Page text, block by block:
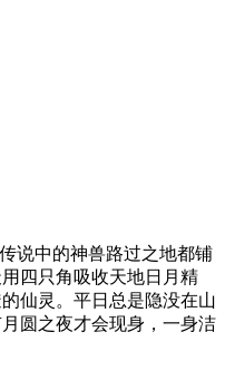
说中的神兽路过之地都铺
四只角吸收天地日月精
仙灵。平日总是隐没在山
圆之夜才会现身，一身洁